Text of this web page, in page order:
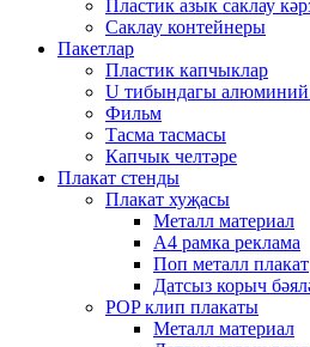
Пластик азык саклау
Саклау контейнеры
Пакетлар
Пластик капчыклар
U тибындагы
Фильм
Тасма тасмасы
Капчык челтәре
Плакат стенды
Плакат хуҗасы
Металл материал
А4 рамка реклама
Поп металл плакат
Датсыз корыч
POP клип плакаты
Металл материал